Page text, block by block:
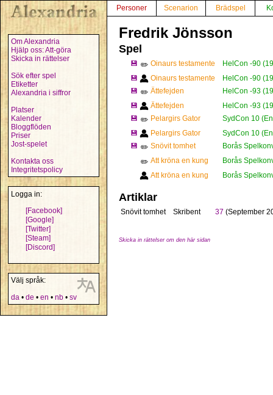
Om Alexandria
Hjälp oss: Att-göra
Skicka in rättelser
Sök efter spel
Etiketter
Alexandria i siffror
Platser
Kalender
Bloggflöden
Priser
Jost-spelet
Kontakta oss
Integritetspolicy
Logga in:
[Facebook]
[Google]
[Twitter]
[Steam]
[Discord]
Välj språk:
da • de • en • nb • sv
Personer Scenarion Brädspel
Fredrik Jönsson
Spel
💾 ✏️ Oinaurs testamente
HelCon -90
💾
Oinaurs testamente
HelCon -90
💾 ✏️ Ättefejden
HelCon -93
💾
Ättefejden
HelCon -93
💾 ✏️ Pelargirs Gator
SydCon 10
💾
Pelargirs Gator
SydCon 10
💾 ✏️ Snövit tomhet
Borås
✏️ Att kröna en kung
Borås
Att kröna en kung
Borås
Artiklar
Snövit tomhet Skribent 37 (September
Skicka in rättelser om den här sidan